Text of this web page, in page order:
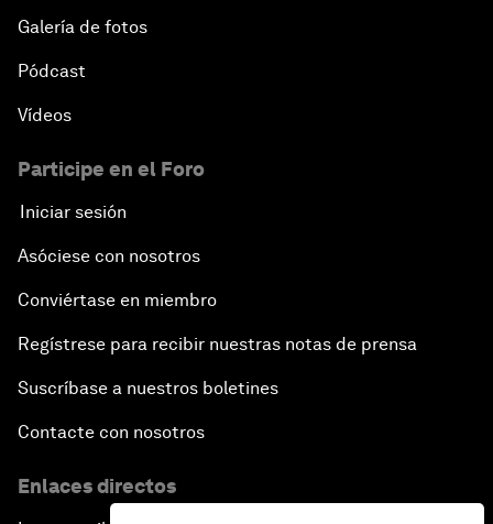
Galería de fotos
Pódcast
Vídeos
Participe en el Foro
Iniciar sesión
Asóciese con nosotros
Conviértase en miembro
Regístrese para recibir nuestras notas de prensa
Suscríbase a nuestros boletines
Contacte con nosotros
Enlaces directos